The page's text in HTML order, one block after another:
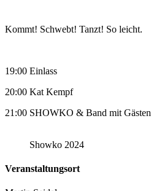
Kommt! Schwebt! Tanzt! So leicht.
19:00 Einlass
20:00 Kat Kempf
21:00 SHOWKO & Band mit Gästen
Showko 2024
Veranstaltungsort